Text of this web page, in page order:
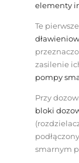
elementy
Te
zasilenie
pompy
Przy
bloki
smarnym